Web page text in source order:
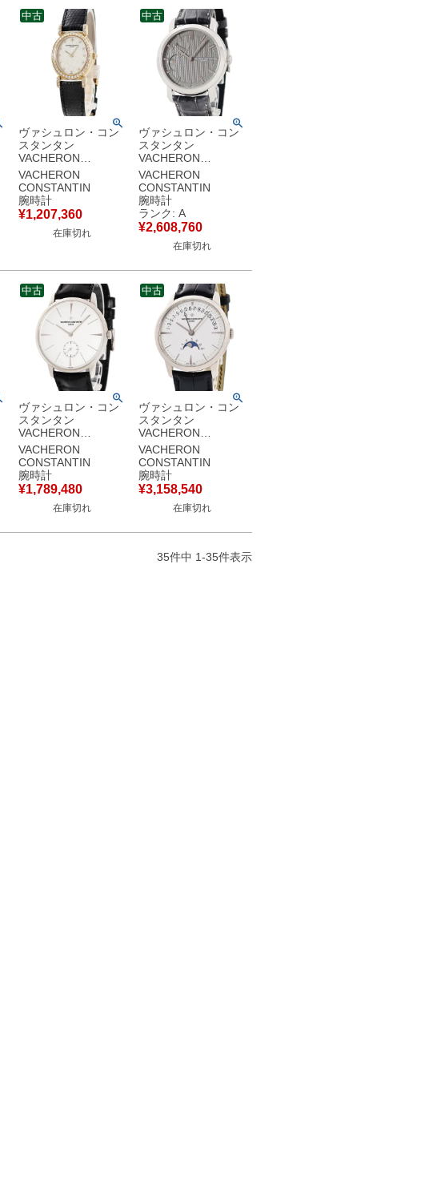
ヴァシュロン・コン
スタンタン
VACHERON
CONSTANTIN マゼ
ラン 10540/000J-
7879 K18YG無垢 純
正ダイヤ アイボリー
レディース 腕時計手
巻き ベージュ 【中
VACHERON
CONSTANTIN
腕時計
¥1,207,360
在庫切れ
中古
ヴァシュロン・コン
スタンタン
VACHERON
CONSTANTIN マル
テーズ 創業250周年
83050/000G-9167
OH済 K18WG 月相
限定25本 メンズ 腕
時計手巻き グレー
【中古】中古美品
VACHERON
CONSTANTIN
腕時計
ランク: A
¥2,608,760
在庫切れ
中古
ヴァシュロン・コン
スタンタン
VACHERON
CONSTANTIN パト
リモニー マニュアル
ワインディング
1110U/000G-B086
K18WG無垢 メンズ
腕時計手巻き シルバ
VACHERON
CONSTANTIN
腕時計
¥1,789,480
在庫切れ
中古
ヴァシュロン・コン
スタンタン
VACHERON
CONSTANTIN パト
リモニー ムーンフェ
イズ レトログラード
デイト 4010U/000G-
B330 メンズ 腕時計
自動巻き シルバー
VACHERON
CONSTANTIN
腕時計
¥3,158,540
在庫切れ
中古
35件中 1-35件表示